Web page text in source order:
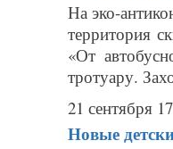
На эко-
территория
«От
тротуару.
21 сентября
Новые